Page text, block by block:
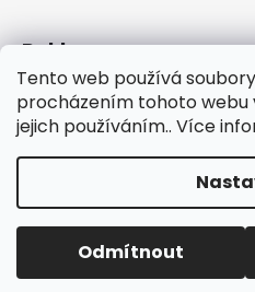
Tento web používá
procházením tohoto webu
jejich používáním.. Více
Odmítnout
Reklamace:
tel. +420776490854
email:reklamace@srs-
Copyright 2026SRS-STORE